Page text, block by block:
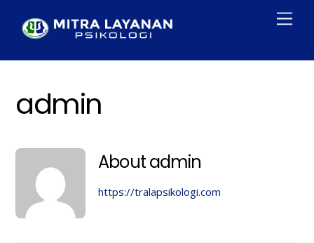
content
admin
Aboutadmin
https://tralapsikologi.com